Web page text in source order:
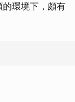
環境下，頗有